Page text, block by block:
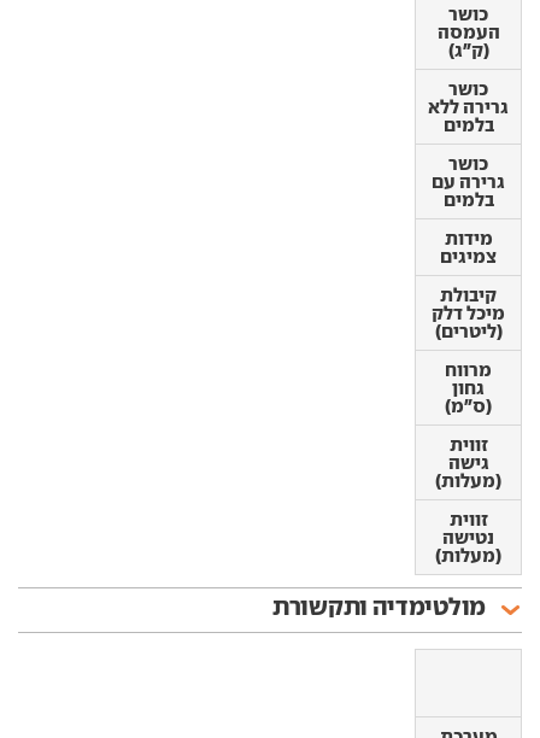
כושר
העמסה
(ק"ג)
כושר
גרירה ללא
בלמים
כושר
גרירה עם
בלמים
מידות
צמיגים
קיבולת
מיכל דלק
(ליטרים)
מרווח
גחון
(ס"מ)
זווית
גישה
(מעלות)
זווית
נטישה
(מעלות)
כושר
העמסה
(ק"ג)
כושר
גרירה ללא
בלמים
כושר
גרירה עם
בלמים
מידות
צמיגים
קיבולת
מיכל דלק
(ליטרים)
מרווח
גחון
(ס"מ)
זווית
גישה
(מעלות)
זווית
נטישה
(מעלות)
מולטימדיה ותקשורת